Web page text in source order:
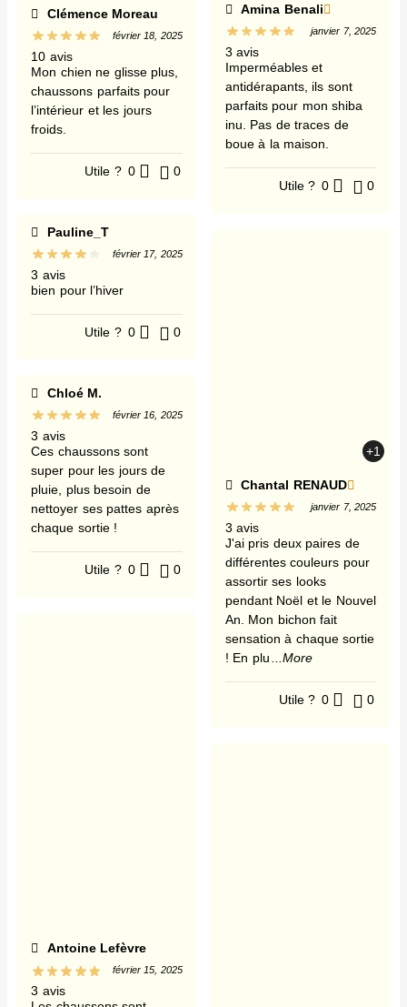
Clémence Moreau
10 avis
février 18, 2025
Mon chien ne glisse plus,
chaussons parfaits pour
l’intérieur et les jours
froids.
Utile ? 0 0
Pauline_T
3 avis
février 17, 2025
bien pour l’hiver
Utile ? 0 0
Chloé M.
3 avis
février 16, 2025
Ces chaussons sont
super pour les jours de
pluie, plus besoin de
nettoyer ses pattes après
chaque sortie !
Utile ? 0 0
Antoine Lefèvre
3 avis
février 15, 2025
Amina Benali
3 avis
janvier 7, 2025
Imperméables et
antidérapants, ils sont
parfaits pour mon shiba
inu. Pas de traces de
boue à la maison.
Utile ? 0 0
+1
Chantal RENAUD
3 avis
janvier 7, 2025
J'ai pris deux paires de
différentes couleurs pour
assortir ses looks
pendant Noël et le Nouvel
An. Mon bichon fait
sensation à chaque sortie
! En plu
...More
Utile ? 0 0